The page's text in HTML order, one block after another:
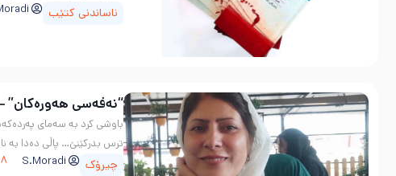
ناساندنی کتێب
“نەفەسی هەورەکان”
باوشی کرد بە سەمای
ترس بدرکێنێ… پاڵی دەدا
چیرۆک S.Moradi 8 تشرینی دووەم 2025